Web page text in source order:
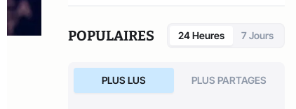
POPULAIRES 24 Heures 7 Jours
PLUS LUS PLUS PARTAGES